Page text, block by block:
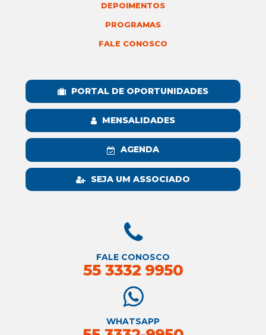
DEPOIMENTOS
PROGRAMAS
FALE CONOSCO
PORTAL DE OPORTUNIDADES
MENSALIDADES
AGENDA
SEJA UM ASSOCIADO
FALE CONOSCO
55 3332 9950
WHATSAPP